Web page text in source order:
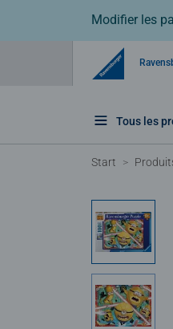
Modifier les
Tous les
Start